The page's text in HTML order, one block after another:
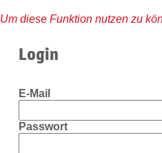
Um diese Funktion nutzen zu
Login
E-Mail
Passwort